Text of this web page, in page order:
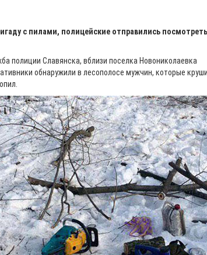
с пилами, полицейские отправились
полиции Славянска, вблизи поселка Новониколаевка
обнаружили в лесополосе мужчин, которые